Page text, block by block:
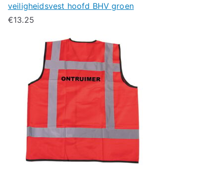
veiligheidsvest hoofd BHV groen
€13.25